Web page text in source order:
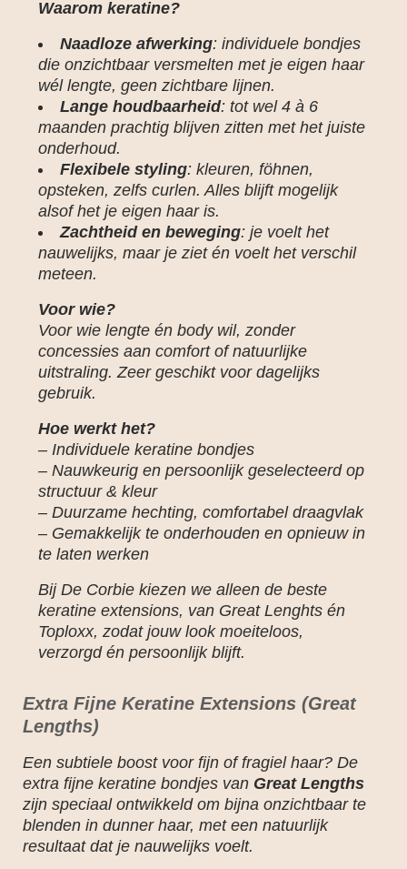
Waarom keratine?
Naadloze afwerking: individuele bondjes
die onzichtbaar versmelten met je eigen haar
wél lengte, geen zichtbare lijnen.
Lange houdbaarheid: tot wel 4 à 6
maanden prachtig blijven zitten met het juiste
onderhoud.
Flexibele styling: kleuren, föhnen,
opsteken, zelfs curlen. Alles blijft mogelijk
alsof het je eigen haar is.
Zachtheid en beweging: je voelt het
nauwelijks, maar je ziet én voelt het verschil
meteen.
Voor wie?
Voor wie lengte én body wil, zonder
concessies aan comfort of natuurlijke
uitstraling. Zeer geschikt voor dagelijks
gebruik.
Hoe werkt het?
– Individuele keratine bondjes
– Nauwkeurig en persoonlijk geselecteerd op
structuur & kleur
– Duurzame hechting, comfortabel draagvlak
– Gemakkelijk te onderhouden en opnieuw in
te laten werken
Bij De Corbie kiezen we alleen de beste
keratine extensions, van Great Lenghts én
Toploxx, zodat jouw look moeiteloos,
verzorgd én persoonlijk blijft.
Extra Fijne Keratine Extensions (Great
Lengths)
Een subtiele boost voor fijn of fragiel haar? De
extra fijne keratine bondjes van Great Lengths
zijn speciaal ontwikkeld om bijna onzichtbaar te
blenden in dunner haar, met een natuurlijk
resultaat dat je nauwelijks voelt.